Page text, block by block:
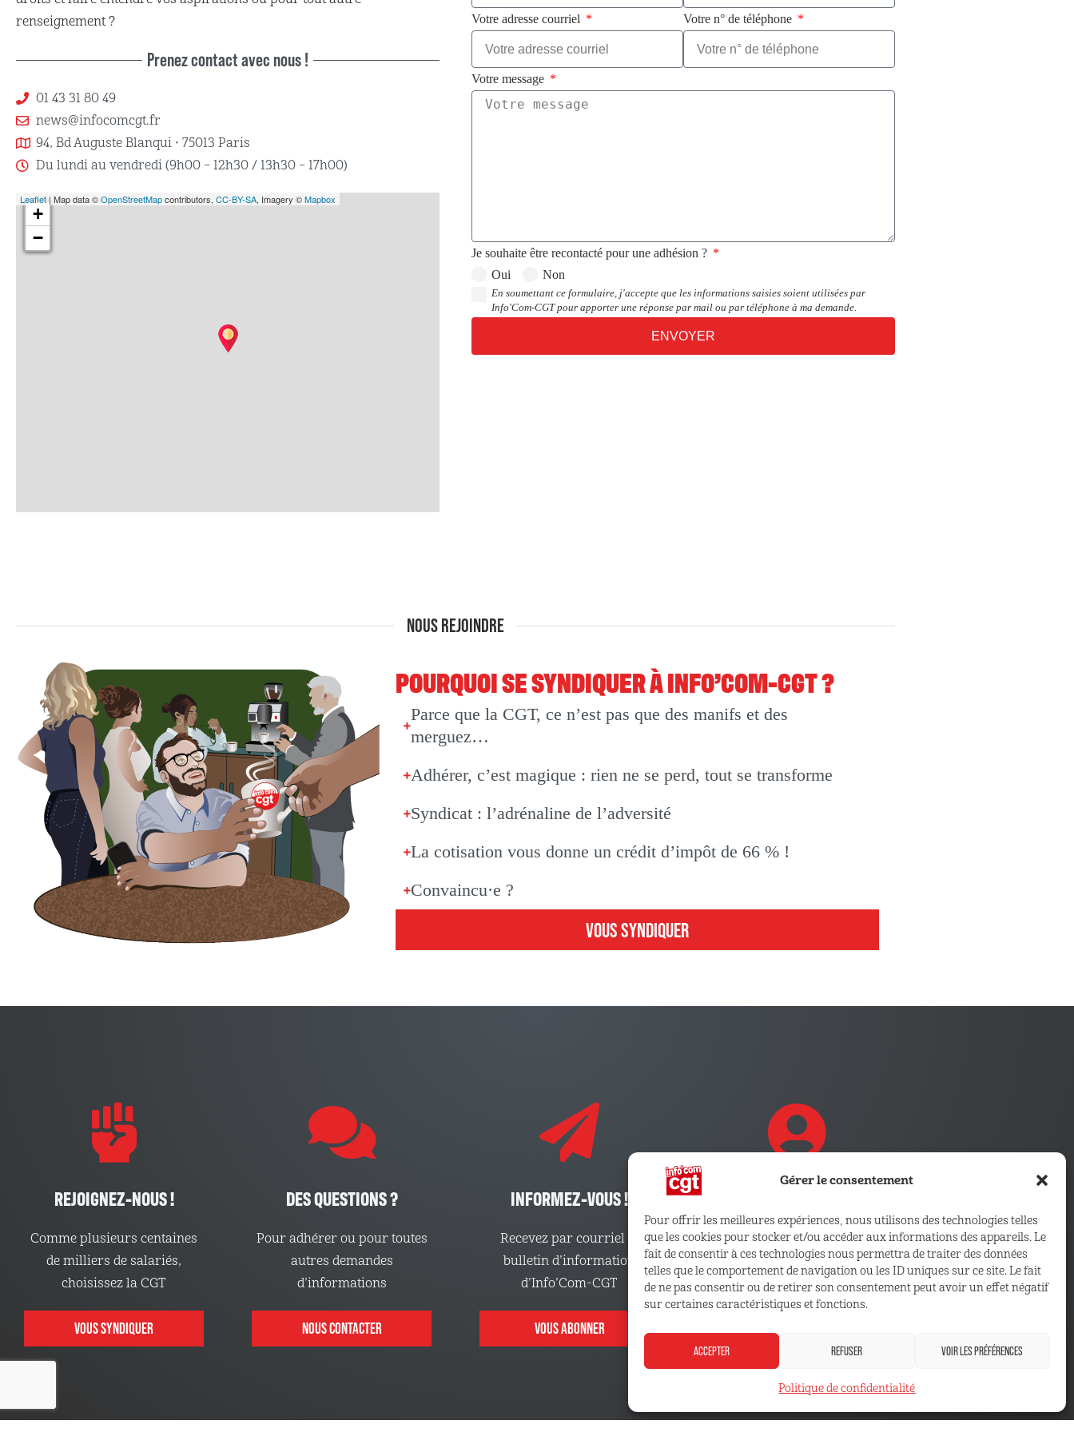
Gérer le consentement
Pour offrir les meilleures expériences, nous utilisons des technologies telles
que les cookies pour stocker et/ou accéder aux informations des appareils. Le
fait de consentir à ces technologies nous permettra de traiter des données
telles que le comportement de navigation ou les ID uniques sur ce site. Le fait
de ne pas consentir ou de retirer son consentement peut avoir un effet négatif
sur certaines caractéristiques et fonctions.
ACCEPTER REFUSER VOIR LES PRÉFÉRENCES
Politique de confidentialité
renseignement ?
Prenez contact avec nous !
01 43 31 80 49
news@infocomcgt.fr
94, Bd Auguste Blanqui • 75013 Paris
Du lundi au vendredi (9h00 – 12h30 / 13h30 – 17h00)
+
−
Leaflet | Map data ©OpenStreetMapcontributors, CC-BY-SA, Imagery ©Mapbox
Votre adresse courriel Votre n° de téléphone
Votre message
Je souhaite être recontacté pour une adhésion ?
Oui
Non
En soumettant ce formulaire, j'accepte que les informations saisies soient utilisées par
Info'Com-CGT pour apporter une réponse par mail ou par téléphone à ma demande.
ENVOYER
NOUS REJOINDRE
POURQUOI SE SYNDIQUER À INFO’COM-CGT ?
Parce que la CGT, ce n’est pas que des manifs et des
merguez…
Adhérer, c’est magique : rien ne se perd, tout se transforme
Syndicat : l’adrénaline de l’adversité
La cotisation vous donne un crédit d’impôt de 66 % !
Convaincu·e ?
VOUS SYNDIQUER
REJOIGNEZ-NOUS !
Comme plusieurs centaines
de milliers de salariés,
choisissez la CGT
VOUS SYNDIQUER
DES QUESTIONS ?
Pour adhérer ou pour toutes
autres demandes
d’informations
NOUS CONTACTER
INFORMEZ-VOUS !
Recevez par courriel le
bulletin d’information
d’Info’Com-CGT
VOUS ABONNER
Retrouvez les outils, infos et
services qui vous sont
réservés